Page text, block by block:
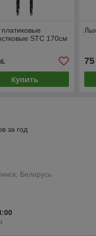
STC 170см
Купить
75
за год
Беларусь